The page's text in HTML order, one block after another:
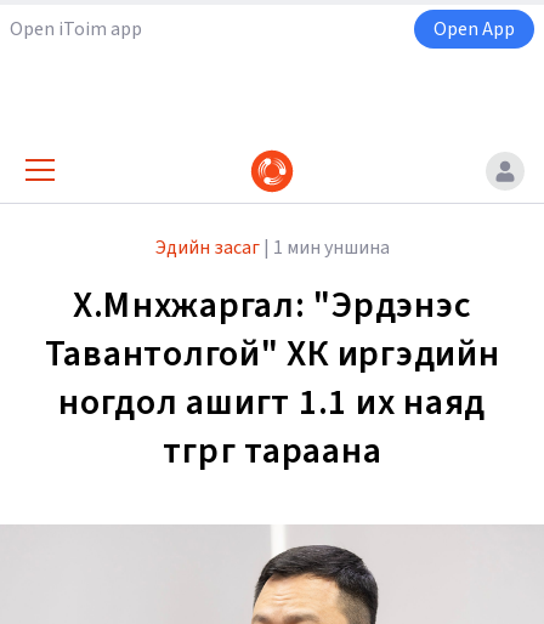
Open iToim app Open App
Эдийн засаг | 1 мин уншина
Х.Мөнхжаргал: "Эрдэнэс
Тавантолгой" ХК иргэдийн
ногдол ашигт 1.1 их наяд
төгрөг тараана